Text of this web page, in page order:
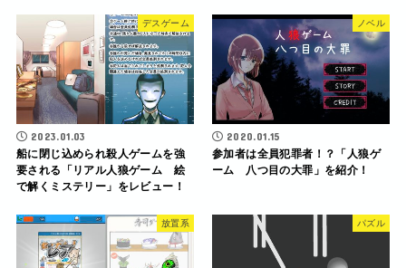
デスゲーム
2023.01.03
船に閉じ込められ殺人ゲームを強
要される「リアル人狼ゲーム 絵
で解くミステリー」をレビュー！
ノベル
2020.01.15
参加者は全員犯罪者！？「人狼ゲ
ーム 八つ目の大罪」を紹介！
放置系 パズル